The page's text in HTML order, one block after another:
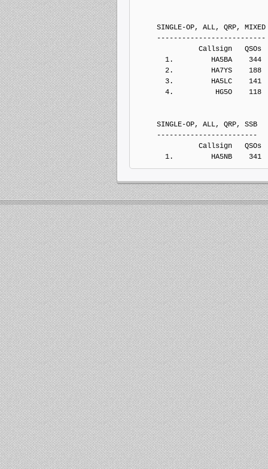
SINGLE-OP, ALL, QRP, MIXED
--------------------------
Callsign   QSOs  Points
1.         HA5BA    344
2.         HA7YS    188
3.         HA5LC    141
4.          HG5O    118
SINGLE-OP, ALL, QRP, SSB
------------------------
Callsign   QSOs  Points
1.         HA5NB    341